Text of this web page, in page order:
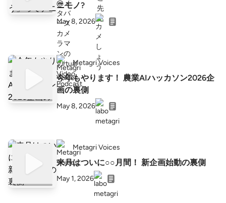
ニモノ?
May 8, 2026
Metagri Voices
今年もやります！ 農業AIハッカソン2026企
画の裏側
May 8, 2026
Metagri Voices
来月はついに○○月間！ 新企画始動の裏側
May 1, 2026